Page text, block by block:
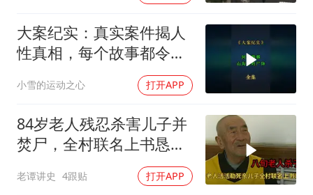
大案纪实：真实案件揭人
性真相，每个故事都令人
小雪的运动之心 打开APP
84岁老人残忍杀害儿子并
焚尸，全村联名上书恳求
轻判，得知缘由警察心疼
落泪
老谭讲史 4跟贴 打开APP